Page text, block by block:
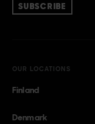
SUBSCRIBE
OUR LOCATIONS
Finland
Denmark